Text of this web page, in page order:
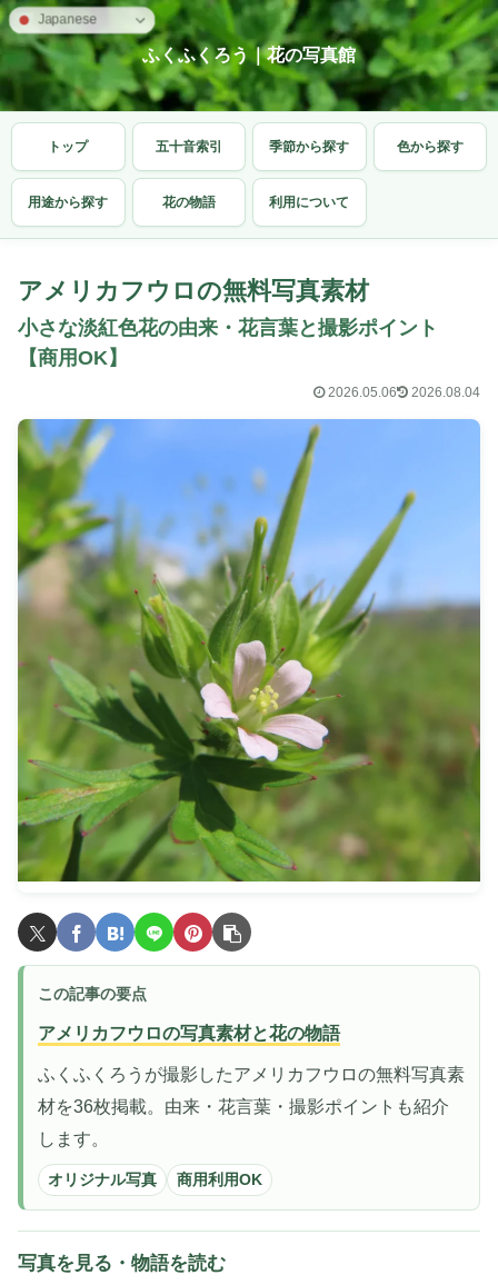
ふくふくろう｜花の写真館
トップ 五十音索引 季節から探す 色から探す
用途から探す 花の物語 利用について
アメリカフウロの無料写真素材
小さな淡紅色花の由来・花言葉と撮影ポイント
【商用OK】
2026.05.06 2026.08.04
この記事の要点
アメリカフウロの写真素材と花の物語
ふくふくろうが撮影したアメリカフウロの無料写真素
材を36枚掲載。由来・花言葉・撮影ポイントも紹介
します。
オリジナル写真 商用利用OK
写真を見る・物語を読む
Japanese